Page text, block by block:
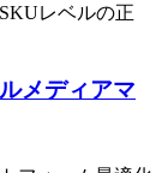
レベルの正
メディアマ